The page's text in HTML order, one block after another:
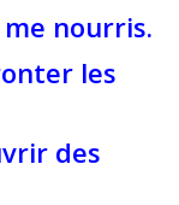
nourris.
les
des